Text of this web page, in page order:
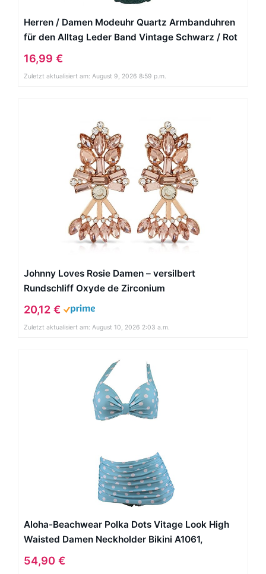
Herren / Damen Modeuhr Quartz Armbanduhren
für den Alltag Leder Band Vintage Schwarz / Rot
/ Braun / Grün Marke
16,99 €
Zuletzt aktualisiert am: August 9, 2026 8:59 p.m.
Johnny Loves Rosie Damen – versilbert
Rundschliff Oxyde de Zirconium
20,12 €
Zuletzt aktualisiert am: August 10, 2026 2:03 a.m.
Aloha-Beachwear Polka Dots Vitage Look High
Waisted Damen Neckholder Bikini A1061,
gepunktet (L / 40 / UK 14, Türkis / Weiss)
54,90 €